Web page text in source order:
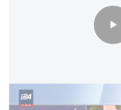
חלוקת תווי מזון בשווי
i24NEWS